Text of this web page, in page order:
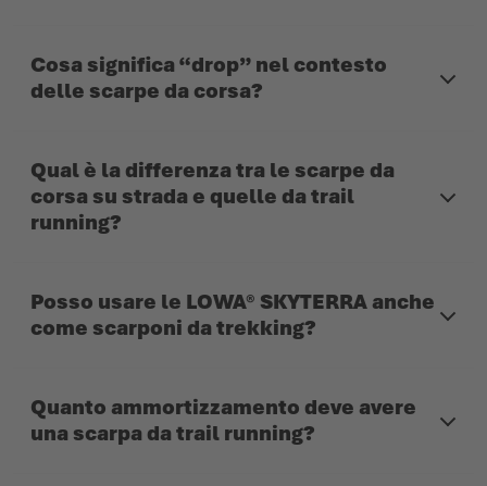
Cosa significa “drop” nel contesto
delle scarpe da corsa?
Qual è la differenza tra le scarpe da
corsa su strada e quelle da trail
running?
Posso usare le LOWA® SKYTERRA anche
come scarponi da trekking?
Quanto ammortizzamento deve avere
una scarpa da trail running?